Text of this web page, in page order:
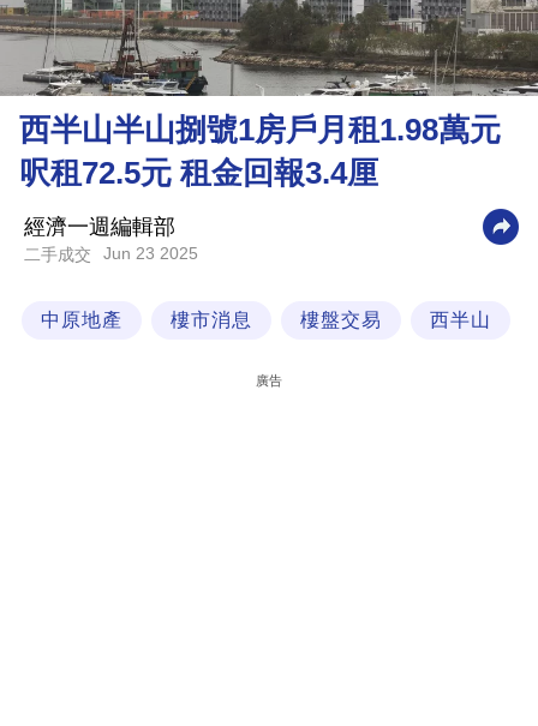
樓
市
理
財
商
業
科
西半山半山捌號1房戶月租1.98萬元
呎租72.5元 租金回報3.4厘
經濟一週編輯部
二手成交 Jun 23 2025
中原地產 樓市消息 樓盤交易 西半山
廣告